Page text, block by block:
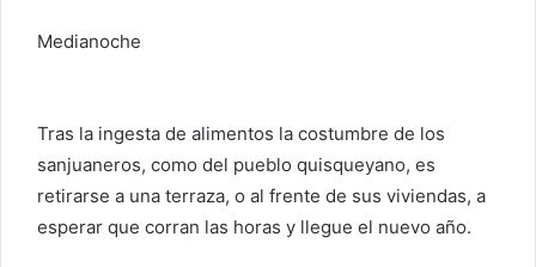
Medianoche
Tras la ingesta de alimentos la costumbre de los
sanjuaneros, como del pueblo quisqueyano, es
retirarse a una terraza, o al frente de sus viviendas, a
esperar que corran las horas y llegue el nuevo año.